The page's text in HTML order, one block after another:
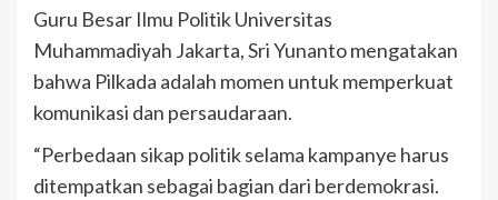
Guru Besar Ilmu Politik Universitas
Muhammadiyah Jakarta, Sri Yunanto mengatakan
bahwa Pilkada adalah momen untuk memperkuat
komunikasi dan persaudaraan.
“Perbedaan sikap politik selama kampanye harus
ditempatkan sebagai bagian dari berdemokrasi.